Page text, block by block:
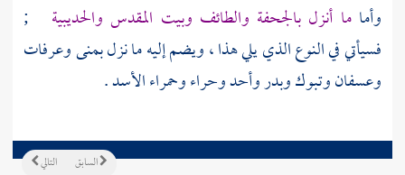
وأماما أنزل بالجحفة والطائف وبيت المقدس والحديبية
;
فسيأتي في النوع الذي يلي هذا ، ويضم إليه ما نزلبمنىوعرفات
وعسفانوتبوكوبدروأحدوحراءوحمراء الأسد.
التالي السابق